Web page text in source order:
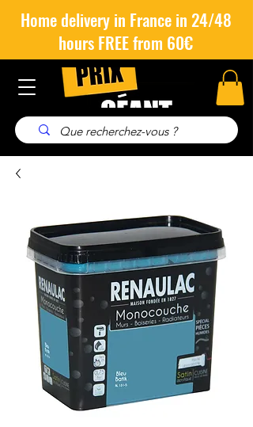
Home delivery in France in 24/48
hours FREE from 60€